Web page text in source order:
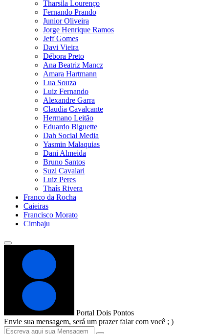
Tharsila Lourenço
Fernando Prando
Junior Oliveira
Jorge Henrique Ramos
Jeff Gomes
Davi Vieira
Débora Preto
Ana Beatriz Mancz
Amara Hartmann
Lua Souza
Luiz Fernando
Alexandre Garra
Claudia Cavalcante
Hermano Leitão
Eduardo Biguette
Dah Social Media
Yasmin Malaquias
Dani Almeida
Bruno Santos
Suzi Cavalari
Luiz Peres
Thaís Rivera
Franco da Rocha
Caieiras
Francisco Morato
Cimbaju
Portal Dois Pontos
Envie sua mensagem, será um prazer falar com você ; )